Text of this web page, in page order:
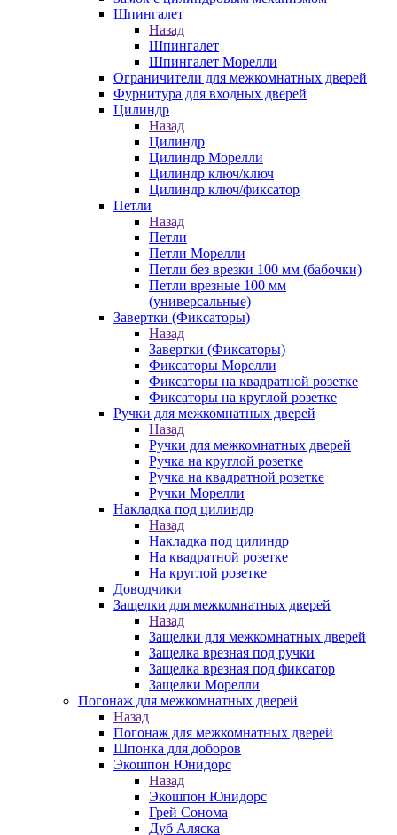
Шпингалет
Назад
Шпингалет
Шпингалет Морелли
Ограничители для межкомнатных дверей
Фурнитура для входных дверей
Цилиндр
Назад
Цилиндр
Цилиндр Морелли
Цилиндр ключ/ключ
Цилиндр ключ/фиксатор
Петли
Назад
Петли
Петли Морелли
Петли без врезки 100 мм (бабочки)
Петли врезные 100 мм
(универсальные)
Завертки (Фиксаторы)
Назад
Завертки (Фиксаторы)
Фиксаторы Морелли
Фиксаторы на квадратной розетке
Фиксаторы на круглой розетке
Ручки для межкомнатных дверей
Назад
Ручки для межкомнатных дверей
Ручка на круглой розетке
Ручка на квадратной розетке
Ручки Морелли
Накладка под цилиндр
Назад
Накладка под цилиндр
На квадратной розетке
На круглой розетке
Доводчики
Защелки для межкомнатных дверей
Назад
Защелки для межкомнатных дверей
Защелка врезная под ручки
Защелка врезная под фиксатор
Защелки Морелли
Погонаж для межкомнатных дверей
Назад
Погонаж для межкомнатных дверей
Шпонка для доборов
Экошпон Юнидорс
Назад
Экошпон Юнидорс
Грей Сонома
Дуб Аляска